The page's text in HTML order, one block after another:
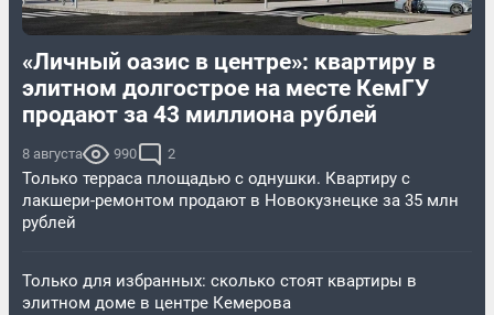
«Личный оазис в центре»: квартиру в
элитном долгострое на месте КемГУ
продают за 43 миллиона рублей
8 августа 990 2
Только терраса площадью с однушки. Квартиру с
лакшери-ремонтом продают в Новокузнецке за 35 млн
рублей
Только для избранных: сколько стоят квартиры в
элитном доме в центре Кемерова